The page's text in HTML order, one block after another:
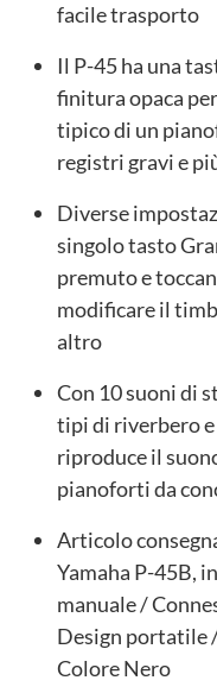
facile trasporto
Il P-45 ha una
finitura opaca
tipico di un
registri gravi e
Diverse
singolo tasto
premuto e
modificare il
altro
Con 10 suoni di
tipi di riverbero
riproduce il
pianoforti da
Articolo
Yamaha P-45B,
manuale /
Design portatile
Colore Nero